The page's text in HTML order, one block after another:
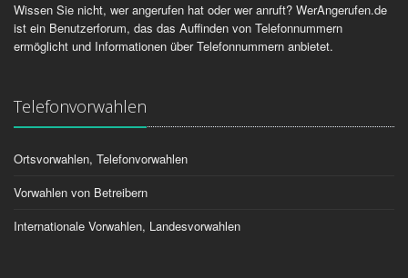
Wissen Sie nicht, wer angerufen hat oder wer anruft? WerAngerufen.de
ist ein Benutzerforum, das das Auffinden von Telefonnummern
ermöglicht und Informationen über Telefonnummern anbietet.
Telefonvorwahlen
Ortsvorwahlen, Telefonvorwahlen
Vorwahlen von Betreibern
Internationale Vorwahlen, Landesvorwahlen